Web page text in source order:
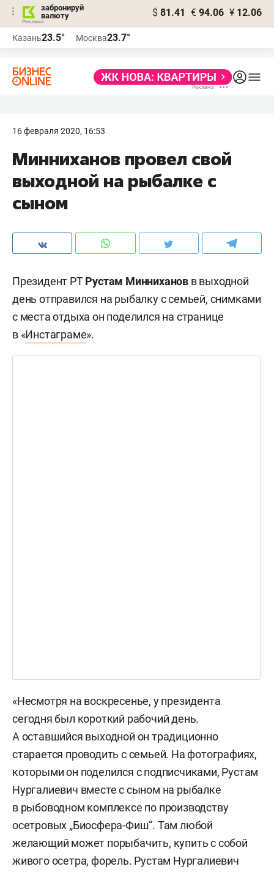
забронируй
валюту
$ 81.41 € 94.06 ¥ 12.06
Казань23.5° Москва23.7°
16 февраля 2020, 16:53
Минниханов провел свой
выходной на рыбалке с
сыном
Президент РТРустам Минниханов в выходной
день отправился на рыбалку с семьей, снимками
с места отдыха он поделился на странице
в «Инстаграме».
«Несмотря на воскресенье, у президента
сегодня был короткий рабочий день.
А оставшийся выходной он традиционно
старается проводить с семьей. На фотографиях,
которыми он поделился с подписчиками, Рустам
Нургалиевич вместе с сыном на рыбалке
в рыбоводном комплексе по производству
осетровых „Биосфера-Фиш“. Там любой
желающий может порыбачить, купить с собой
живого осетра, форель. Рустам Нургалиевич